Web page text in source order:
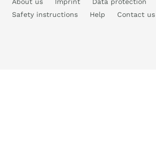
Safety instructions
Help Contact us